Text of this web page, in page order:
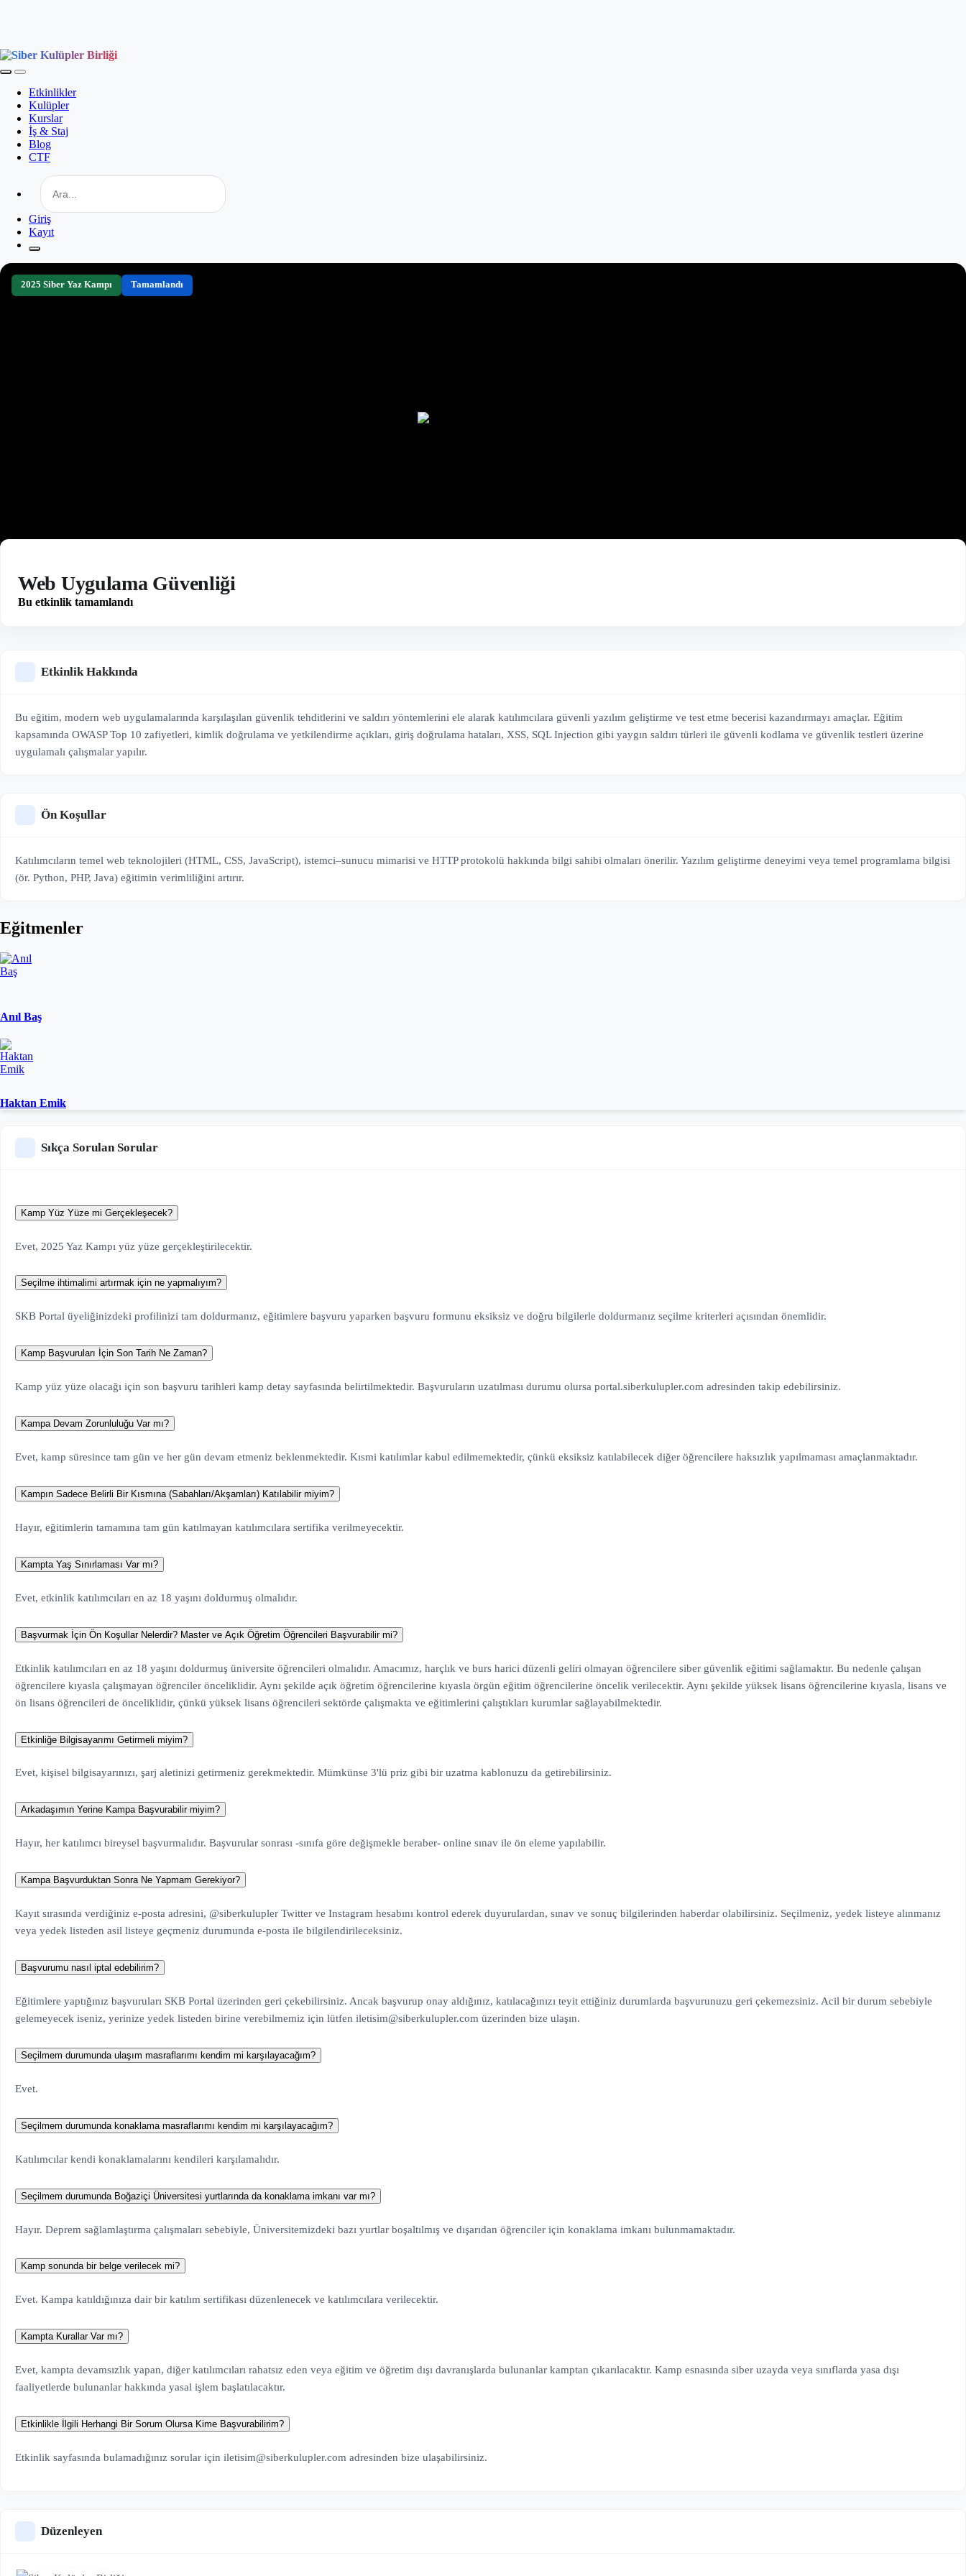
Etkinlikler
Kulüpler
Kurslar
İş & Staj
Blog
CTF
Giriş
Kayıt
2025 Siber Yaz Kampı Tamamlandı
Web Uygulama Güvenliği
Bu etkinlik tamamlandı
Etkinlik Hakkında
Bu eğitim, modern web uygulamalarında karşılaşılan güvenlik tehditlerini ve saldırı yöntemlerini ele alarak katılımcılara güvenli yazılım geliştirme ve test etme becerisi kazandırmayı amaçlar. Eğitim
kapsamında OWASP Top 10 zafiyetleri, kimlik doğrulama ve yetkilendirme açıkları, giriş doğrulama hataları, XSS, SQL Injection gibi yaygın saldırı türleri ile güvenli kodlama ve güvenlik testleri üzerine
uygulamalı çalışmalar yapılır.
Ön Koşullar
Katılımcıların temel web teknolojileri (HTML, CSS, JavaScript), istemci–sunucu mimarisi ve HTTP protokolü hakkında bilgi sahibi olmaları önerilir. Yazılım geliştirme deneyimi veya temel programlama bilgisi
(ör. Python, PHP, Java) eğitimin verimliliğini artırır.
Eğitmenler
Anıl Baş
Haktan Emik
Sıkça Sorulan Sorular
Kamp Yüz Yüze mi Gerçekleşecek?
Evet, 2025 Yaz Kampı yüz yüze gerçekleştirilecektir.
Seçilme ihtimalimi artırmak için ne yapmalıyım?
SKB Portal üyeliğinizdeki profilinizi tam doldurmanız, eğitimlere başvuru yaparken başvuru formunu eksiksiz ve doğru bilgilerle doldurmanız seçilme kriterleri açısından önemlidir.
Kamp Başvuruları İçin Son Tarih Ne Zaman?
Kamp yüz yüze olacağı için son başvuru tarihleri kamp detay sayfasında belirtilmektedir. Başvuruların uzatılması durumu olursa portal.siberkulupler.com adresinden takip edebilirsiniz.
Kampa Devam Zorunluluğu Var mı?
Evet, kamp süresince tam gün ve her gün devam etmeniz beklenmektedir. Kısmi katılımlar kabul edilmemektedir, çünkü eksiksiz katılabilecek diğer öğrencilere haksızlık yapılmaması amaçlanmaktadır.
Kampın Sadece Belirli Bir Kısmına (Sabahları/Akşamları) Katılabilir miyim?
Hayır, eğitimlerin tamamına tam gün katılmayan katılımcılara sertifika verilmeyecektir.
Kampta Yaş Sınırlaması Var mı?
Evet, etkinlik katılımcıları en az 18 yaşını doldurmuş olmalıdır.
Başvurmak İçin Ön Koşullar Nelerdir? Master ve Açık Öğretim Öğrencileri Başvurabilir mi?
Etkinlik katılımcıları en az 18 yaşını doldurmuş üniversite öğrencileri olmalıdır. Amacımız, harçlık ve burs harici düzenli geliri olmayan öğrencilere siber güvenlik eğitimi sağlamaktır. Bu nedenle çalışan
öğrencilere kıyasla çalışmayan öğrenciler önceliklidir. Aynı şekilde açık öğretim öğrencilerine kıyasla örgün eğitim öğrencilerine öncelik verilecektir. Aynı şekilde yüksek lisans öğrencilerine kıyasla, lisans ve
ön lisans öğrencileri de önceliklidir, çünkü yüksek lisans öğrencileri sektörde çalışmakta ve eğitimlerini çalıştıkları kurumlar sağlayabilmektedir.
Etkinliğe Bilgisayarımı Getirmeli miyim?
Evet, kişisel bilgisayarınızı, şarj aletinizi getirmeniz gerekmektedir. Mümkünse 3'lü priz gibi bir uzatma kablonuzu da getirebilirsiniz.
Arkadaşımın Yerine Kampa Başvurabilir miyim?
Hayır, her katılımcı bireysel başvurmalıdır. Başvurular sonrası -sınıfa göre değişmekle beraber- online sınav ile ön eleme yapılabilir.
Kampa Başvurduktan Sonra Ne Yapmam Gerekiyor?
Kayıt sırasında verdiğiniz e-posta adresini, @siberkulupler Twitter ve Instagram hesabını kontrol ederek duyurulardan, sınav ve sonuç bilgilerinden haberdar olabilirsiniz. Seçilmeniz, yedek listeye alınmanız
veya yedek listeden asil listeye geçmeniz durumunda e-posta ile bilgilendirileceksiniz.
Başvurumu nasıl iptal edebilirim?
Eğitimlere yaptığınız başvuruları SKB Portal üzerinden geri çekebilirsiniz. Ancak başvurup onay aldığınız, katılacağınızı teyit ettiğiniz durumlarda başvurunuzu geri çekemezsiniz. Acil bir durum sebebiyle
gelemeyecek iseniz, yerinize yedek listeden birine verebilmemiz için lütfen iletisim@siberkulupler.com üzerinden bize ulaşın.
Seçilmem durumunda ulaşım masraflarımı kendim mi karşılayacağım?
Evet.
Seçilmem durumunda konaklama masraflarımı kendim mi karşılayacağım?
Katılımcılar kendi konaklamalarını kendileri karşılamalıdır.
Seçilmem durumunda Boğaziçi Üniversitesi yurtlarında da konaklama imkanı var mı?
Hayır. Deprem sağlamlaştırma çalışmaları sebebiyle, Üniversitemizdeki bazı yurtlar boşaltılmış ve dışarıdan öğrenciler için konaklama imkanı bulunmamaktadır.
Kamp sonunda bir belge verilecek mi?
Evet. Kampa katıldığınıza dair bir katılım sertifikası düzenlenecek ve katılımcılara verilecektir.
Kampta Kurallar Var mı?
Evet, kampta devamsızlık yapan, diğer katılımcıları rahatsız eden veya eğitim ve öğretim dışı davranışlarda bulunanlar kamptan çıkarılacaktır. Kamp esnasında siber uzayda veya sınıflarda yasa dışı
faaliyetlerde bulunanlar hakkında yasal işlem başlatılacaktır.
Etkinlikle İlgili Herhangi Bir Sorum Olursa Kime Başvurabilirim?
Etkinlik sayfasında bulamadığınız sorular için iletisim@siberkulupler.com adresinden bize ulaşabilirsiniz.
Düzenleyen